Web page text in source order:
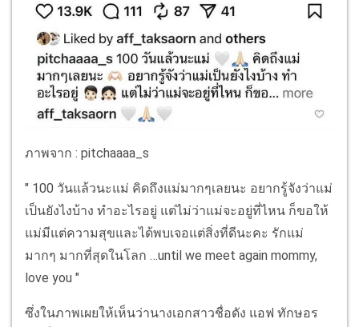
ภาพจาก : pitchaaaa_s
" 100 วันแล้วนะแม่ คิดถึงแม่มากๆเลยนะ อยากรู้จังว่าแม่
เป็นยังไงบ้าง ทำอะไรอยู่ แต่ไม่ว่าแม่จะอยู่ที่ไหน ก็ขอให้
แม่มีแต่ความสุขและได้พบเจอแต่สิ่งที่ดีนะคะ รักแม่
มากๆ มากที่สุดในโลก …until we meet again mommy,
love you "
ซึ่งในภาพเผยให้เห็นว่านางเอกสาวชื่อดัง แอฟ ทักษอร